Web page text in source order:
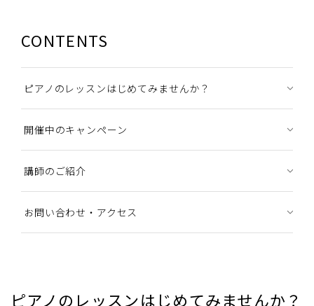
CONTENTS
ピアノのレッスンはじめてみませんか？
開催中のキャンペーン
講師のご紹介
お問い合わせ・アクセス
ピアノのレッスンはじめてみませんか？